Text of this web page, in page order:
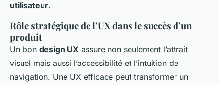
utilisateur.
Rôle stratégique de l’UX dans le succès d’un
produit
Un bon design UX assure non seulement l’attrait
visuel mais aussi l’accessibilité et l’intuition de
navigation. Une UX efficace peut transformer un